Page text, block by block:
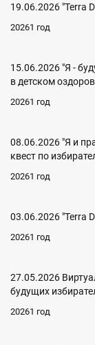
19.06.2026 "Terra
20261 год
15.06.2026 "Я -
в детском
20261 год
08.06.2026 "Я и
квест по
20261 год
03.06.2026 "Terra
20261 год
27.05.2026
будущих
20261 год